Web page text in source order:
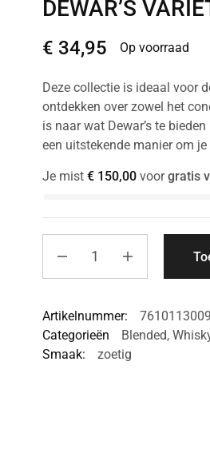
DEWAR’S
€ 34,95 Op voorraad
Deze collectie is ideaal voor
ontdekken over zowel het
is naar wat Dewar’s te
een uitstekende manier om
Je mist €150,00voorgratis
Artikelnummer:
Categorieën
Blended,
Smaak:
zoetig